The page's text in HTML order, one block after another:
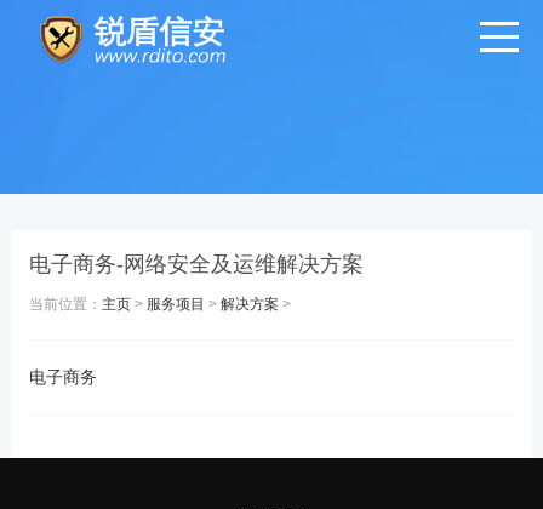
电子商务-网络安全及运维解决方案
当前位置： 主页> 服务项目 > 解决方案 >
电子商务